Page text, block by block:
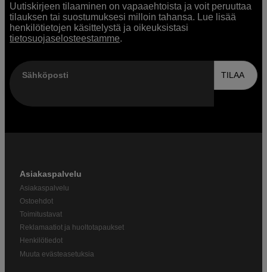
Uutiskirjeen tilaaminen on vapaaehtoista ja voit peruuttaa
tilauksen tai suostumuksesi milloin tahansa. Lue lisää
henkilötietojen käsittelystä ja oikeuksistasi
tietosuojaselosteestamme.
Sähköposti TILAA
Asiakaspalvelu
Asiakaspalvelu
Ostoehdot
Toimitustavat
Reklamaatiot ja huoltotapaukset
Henkilötiedot
Muuta evästeasetuksia